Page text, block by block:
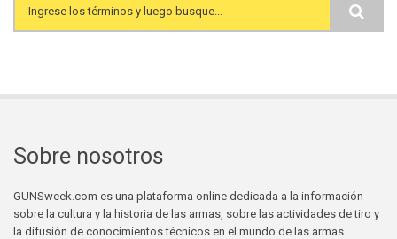
Search form
Sobre nosotros
GUNSweek.com es una plataforma online dedicada a la información
sobre la cultura y la historia de las armas, sobre las actividades de tiro y
la difusión de conocimientos técnicos en el mundo de las armas.